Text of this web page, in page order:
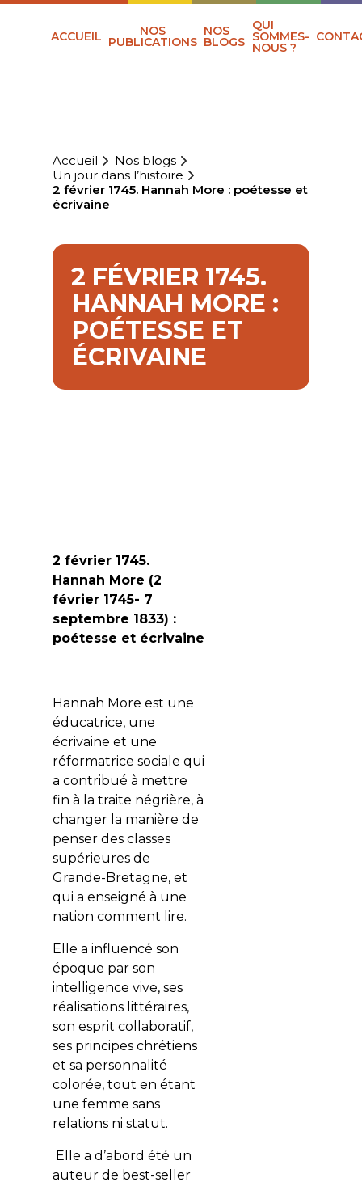
ACCUEIL NOS
PUBLICATIONS
NOS
BLOGS
QUI
SOMMES-
NOUS ?
Accueil
Nos blogs
Un jour dans l’histoire
2 février 1745. Hannah More : poétesse et
écrivaine
2 FÉVRIER 1745.
HANNAH MORE :
POÉTESSE ET
ÉCRIVAINE
2 février 1745.
Hannah More (2
février 1745- 7
septembre 1833) :
poétesse et écrivaine
Hannah More est une
éducatrice, une
écrivaine et une
réformatrice sociale qui
a contribué à mettre
fin à la traite négrière, à
changer la manière de
penser des classes
supérieures de
Grande-Bretagne, et
qui a enseigné à une
nation comment lire.
Elle a influencé son
époque par son
intelligence vive, ses
réalisations littéraires,
son esprit collaboratif,
ses principes chrétiens
et sa personnalité
colorée, tout en étant
une femme sans
relations ni statut.
Elle a d’abord été un
auteur de best-seller